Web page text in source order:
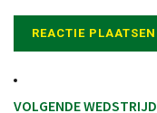
VOLGENDE WEDSTRIJD